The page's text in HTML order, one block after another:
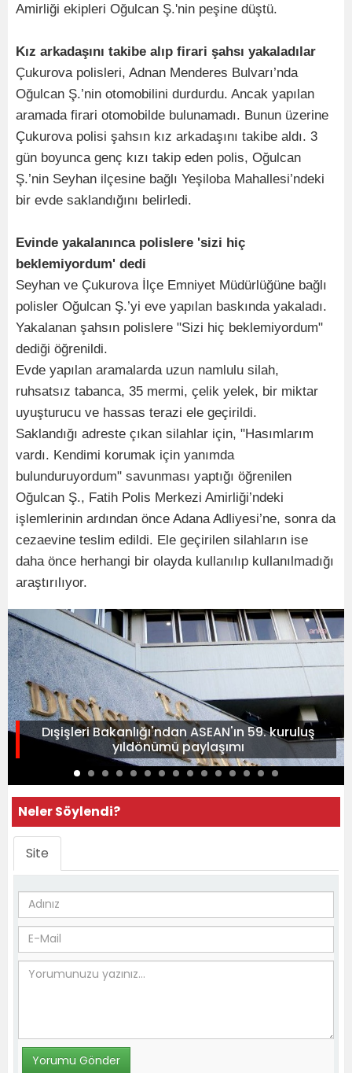
Amirliği ekipleri Oğulcan Ş.'nin peşine düştü.
Kız arkadaşını takibe alıp firari şahsı yakaladılar
Çukurova polisleri, Adnan Menderes Bulvarı’nda
Oğulcan Ş.’nin otomobilini durdurdu. Ancak yapılan
aramada firari otomobilde bulunamadı. Bunun üzerine
Çukurova polisi şahsın kız arkadaşını takibe aldı. 3
gün boyunca genç kızı takip eden polis, Oğulcan
Ş.’nin Seyhan ilçesine bağlı Yeşiloba Mahallesi’ndeki
bir evde saklandığını belirledi.
Evinde yakalanınca polislere 'sizi hiç
beklemiyordum' dedi
Seyhan ve Çukurova İlçe Emniyet Müdürlüğüne bağlı
polisler Oğulcan Ş.’yi eve yapılan baskında yakaladı.
Yakalanan şahsın polislere "Sizi hiç beklemiyordum"
dediği öğrenildi.
Evde yapılan aramalarda uzun namlulu silah,
ruhsatsız tabanca, 35 mermi, çelik yelek, bir miktar
uyuşturucu ve hassas terazi ele geçirildi.
Saklandığı adreste çıkan silahlar için, "Hasımlarım
vardı. Kendimi korumak için yanımda
bulunduruyordum" savunması yaptığı öğrenilen
Oğulcan Ş., Fatih Polis Merkezi Amirliği’ndeki
işlemlerinin ardından önce Adana Adliyesi’ne, sonra da
cezaevine teslim edildi. Ele geçirilen silahların ise
daha önce herhangi bir olayda kullanılıp kullanılmadığı
araştırılıyor.
Dışişleri Bakanlığı'ndan ASEAN'ın 59. kuruluş
yıldönümü paylaşımı
Neler Söylendi?
Site